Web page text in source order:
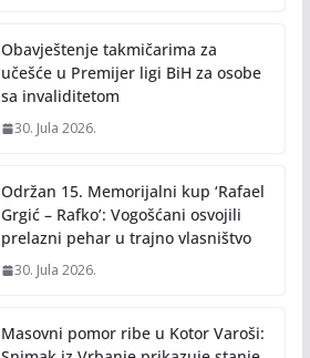
n
k
Obavještenje takmičarima za
učešće u Premijer ligi BiH za osobe
sa invaliditetom
30. Jula 2026.
Održan 15. Memorijalni kup ‘Rafael
Grgić – Rafko’: Vogošćani osvojili
prelazni pehar u trajno vlasništvo
30. Jula 2026.
Masovni pomor ribe u Kotor Varoši: